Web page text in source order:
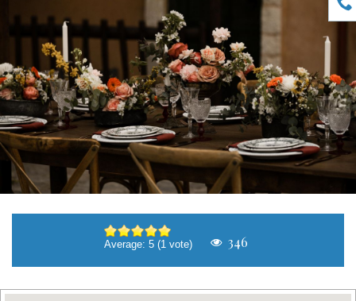
ώ
Average: 5 (1 vote) 346